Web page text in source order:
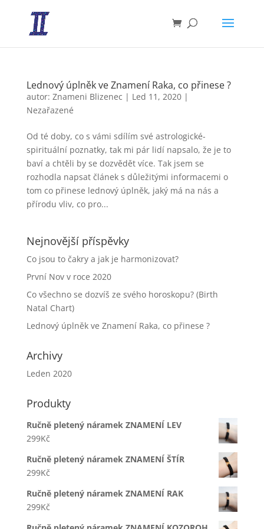
Lednový úplněk ve Znamení Raka, co přinese ?
autor: Znameni Blizenec | Led 11, 2020|
Nezařazené
Od té doby, co s vámi sdílím své astrologické-
spirituální poznatky, tak mi pár lidí napsalo, že je to
baví a chtěli by se dozvědět více. Tak jsem se
rozhodla napsat článek s důležitými informacemi o
tom co přinese lednový úplněk, jaký má na nás a
přírodu vliv, co pro...
Nejnovější příspěvky
Co jsou to čakry a jak je harmonizovat?
První Nov v roce 2020
Co všechno se dozvíš ze svého horoskopu? (Birth
Natal Chart)
Lednový úplněk ve Znamení Raka, co přinese ?
Archivy
Leden 2020
Produkty
Ručně pletený náramek ZNAMENÍ LEV
299Kč
Ručně pletený náramek ZNAMENÍ ŠTÍR
299Kč
Ručně pletený náramek ZNAMENÍ RAK
299Kč